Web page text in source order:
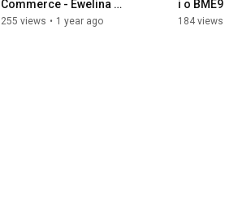
Commerce - Ewelina
Świergiel
255 views • 1 year ago
i o
Adam
184 views